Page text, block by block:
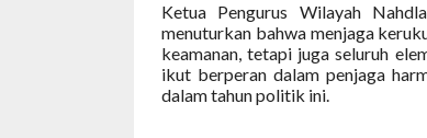
Ketua Pengurus Wilayah
menuturkan bahwa menjaga
keamanan, tetapi juga seluruh
ikut berperan dalam penjaga
dalam tahun politik ini.